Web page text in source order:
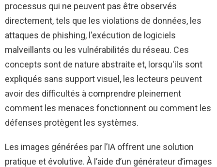
processus qui ne peuvent pas être observés
directement, tels que les violations de données, les
attaques de phishing, l'exécution de logiciels
malveillants ou les vulnérabilités du réseau. Ces
concepts sont de nature abstraite et, lorsqu'ils sont
expliqués sans support visuel, les lecteurs peuvent
avoir des difficultés à comprendre pleinement
comment les menaces fonctionnent ou comment les
défenses protègent les systèmes.
Les images générées par l’IA offrent une solution
pratique et évolutive. À l’aide d’un générateur d’images